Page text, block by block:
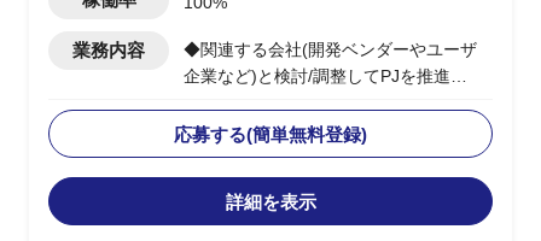
業務内容
◆関連する会社(開発ベンダーやユーザ
企業など)と検討/調整してPJを推進
のPMOを担当する
・全体としては複数年で開発する大規模
なPJ。
応募する(簡単無料登録)
詳細を表示